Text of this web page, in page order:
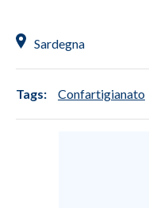
Sardegna
Tags: Confartigianato